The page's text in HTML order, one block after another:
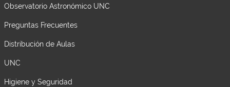
Observatorio Astronómico UNC
Preguntas Frecuentes
Distribución de Aulas
UNC
Higiene y Seguridad